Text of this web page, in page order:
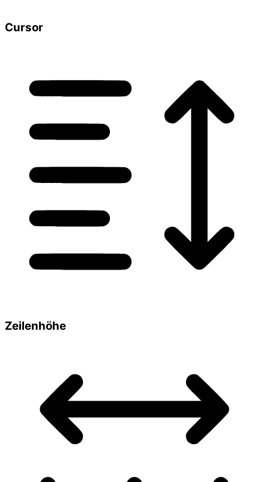
Cursor
Zeilenhöhe